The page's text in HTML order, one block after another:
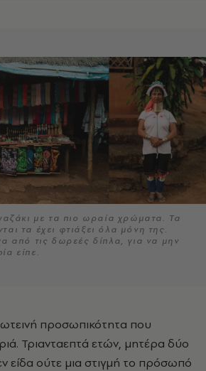
με τα πιο ωραία χρώματα. Τα
τα έχει φτιάξει όλα μόνη της.
από τις δωρεές δίπλα, για να μην
είπε.
Τριανταεπτά ετών, μητέρα δύο
είδα ούτε μια στιγμή το πρόσωπό